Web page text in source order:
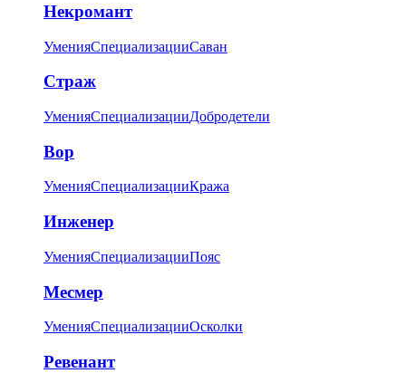
Некромант
УменияСпециализацииСаван
Страж
УменияСпециализацииДобродетели
Вор
УменияСпециализацииКража
Инженер
УменияСпециализацииПояс
Месмер
УменияСпециализацииОсколки
Ревенант